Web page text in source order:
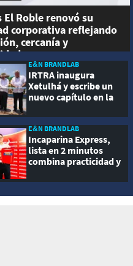
El Roble renovó su
corporativa reflejando
cercanía y
E&N BRANDLAB
IRTRA inaugura
Xetulhá y escribe un
nuevo capítulo en la
recreación de
Guatemala
E&N BRANDLAB
Incaparina Express,
lista en 2 minutos
combina practicidad y